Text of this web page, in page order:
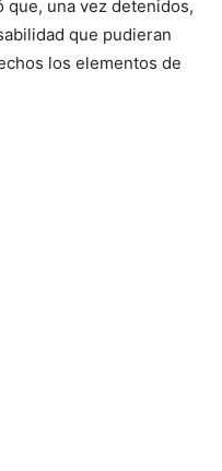
que, una vez detenidos,
que pudieran
los elementos de